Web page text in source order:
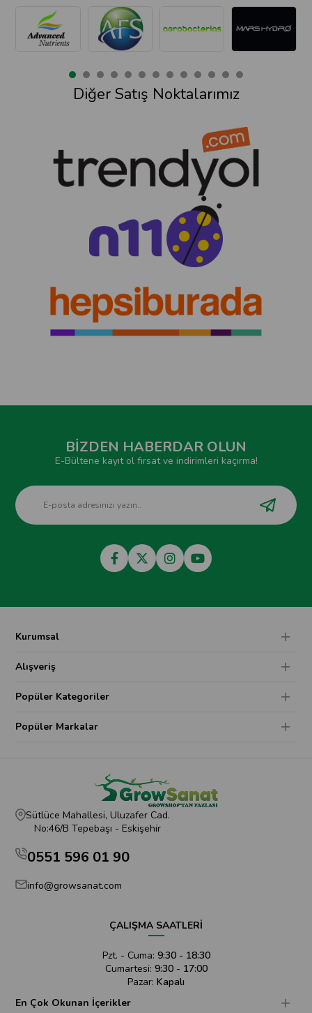
Diğer Satış Noktalarımız
BİZDEN HABERDAR OLUN
E-Bültene kayıt ol fırsat ve indirimleri kaçırma!
Kurumsal
Alışveriş
Popüler Kategoriler
Popüler Markalar
Sütlüce Mahallesi, Uluzafer Cad.
No:46/B Tepebaşı - Eskişehir
0551 596 01 90
info@growsanat.com
ÇALIŞMA SAATLERİ
Pzt. - Cuma: 9:30 - 18:30
Cumartesi: 9:30 - 17:00
Pazar: Kapalı
En Çok Okunan İçerikler